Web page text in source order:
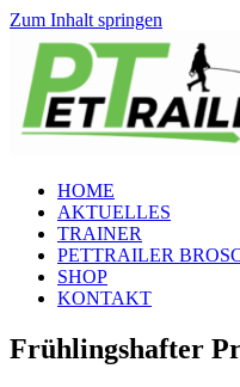
Zum Inhalt springen
HOME
AKTUELLES
TRAINER
PETTRAILER
SHOP
KONTAKT
Frühlingshafter